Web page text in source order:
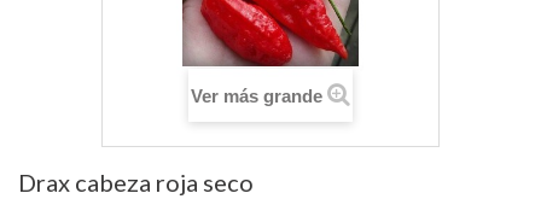
Ver más grande
Drax cabeza roja seco